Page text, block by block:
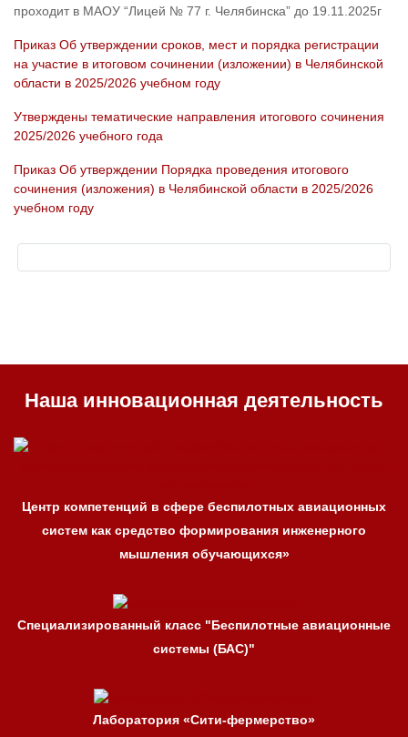
проходит в МАОУ “Лицей № 77 г. Челябинска” до 19.11.2025г
Приказ Об утверждении сроков, мест и порядка регистрации
на участие в итоговом сочинении (изложении) в Челябинской
области в 2025/2026 учебном году
Утверждены тематические направления итогового сочинения
2025/2026 учебного года
Приказ Об утверждении Порядка проведения итогового
сочинения (изложения) в Челябинской области в 2025/2026
учебном году
Наша инновационная деятельность
Центр компетенций в сфере беспилотных авиационных
систем как средство формирования инженерного
мышления обучающихся»
Специализированный класс "Беспилотные авиационные
системы (БАС)"
Лаборатория «Сити-фермерство»